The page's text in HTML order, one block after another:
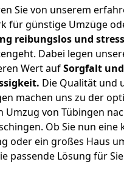
Sie von unserem
für günstige Umzüge
reibungslos und
Dabei legen
Wert aufSorgfalt und
Die Qualität und
machen uns zu der
Umzug von Tübingen
Ob Sie nun eine
oder ein großes Haus
passende Lösung für